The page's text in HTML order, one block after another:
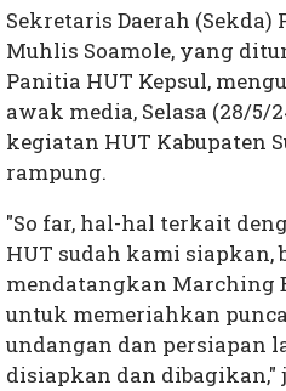
Sekretaris Daerah (Sekda)
Muhlis Soamole, yang
Panitia HUT Kepsul,
awak media, Selasa (28/5/
kegiatan HUT Kabupaten
rampung.
"So far, hal-hal terkait
HUT sudah kami siapkan,
mendatangkan Marching
untuk memeriahkan
undangan dan persiapan
disiapkan dan dibagikan,"